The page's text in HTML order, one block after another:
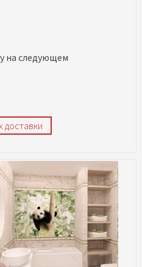
на следующем
доставки